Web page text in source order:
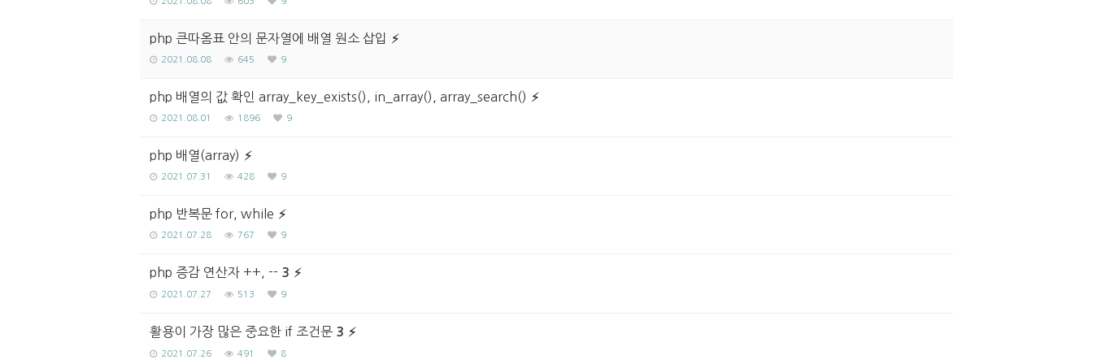
php 큰따옴표 안의 문자열에 배열 원소 삽입
2021.08.08 645 9
php 배열의 값 확인 array_key_exists(), in_array(), array_search()
2021.08.01 1896 9
php 배열(array)
2021.07.31 428 9
php 반복문 for, while
2021.07.28 767 9
php 증감 연산자 ++, -- 3
2021.07.27 513 9
활용이 가장 많은 중요한 if 조건문 3
2021.07.26 491 8